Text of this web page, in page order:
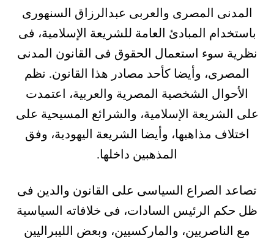
المدنى المصرى والعربى عبدالرزاق السنهورى
باستخدام المبادئ العامة للشريعة الإسلامية، فى
نظرية سوء استعمال الحقوق فى القانون المدنى
المصرى، وأيضا كأحد مصادر هذا القانون. نظم
الأحوال الشخصية المصرية والعربية، اعتمدت
على الشريعة الإسلامية، والشرائع المسيحية على
اختلاف مذاهبها، وأيضا الشريعة اليهودية، وفق
المذهبين داخلها.
تصاعد الصراع السياسى على القانون والدين فى
ظل حكم الرئيس السادات، فى خلافاته السياسية
مع الناصريين، والماركسيين، وبعض الليبراليين